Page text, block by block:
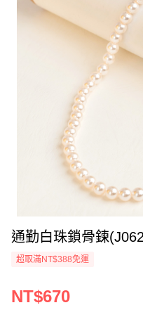
通勤白珠鎖骨鍊
超取滿NT$388免運
NT$670